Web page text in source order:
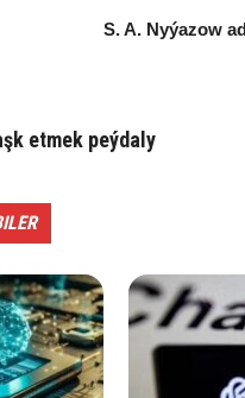
S. A. Ny­ýa­zow
et­mek peý­da­ly